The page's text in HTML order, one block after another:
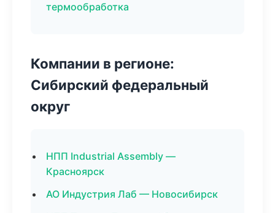
термообработка
Компании в регионе:
Сибирский федеральный
округ
НПП Industrial Assembly —
Красноярск
АО Индустрия Лаб — Новосибирск